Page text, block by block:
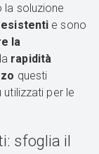
la soluzione
e sono
la
rapidità
questi
per le
sfoglia il